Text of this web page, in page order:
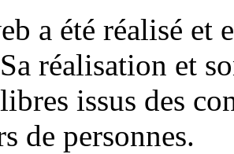
a été réalisé et
réalisation et
issus des
de personnes.